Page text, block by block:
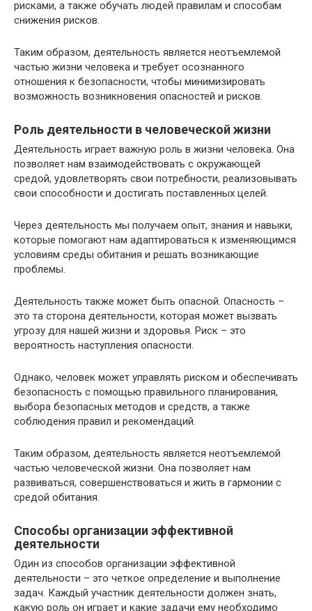
рисками, а также обучать людей правилам и способам
снижения рисков.
Таким образом, деятельность является неотъемлемой
частью жизни человека и требует осознанного
отношения к безопасности, чтобы минимизировать
возможность возникновения опасностей и рисков.
Роль деятельности в человеческой жизни
Деятельность играет важную роль в жизни человека. Она
позволяет нам взаимодействовать с окружающей
средой, удовлетворять свои потребности, реализовывать
свои способности и достигать поставленных целей.
Через деятельность мы получаем опыт, знания и навыки,
которые помогают нам адаптироваться к изменяющимся
условиям среды обитания и решать возникающие
проблемы.
Деятельность также может быть опасной. Опасность –
это та сторона деятельности, которая может вызвать
угрозу для нашей жизни и здоровья. Риск – это
вероятность наступления опасности.
Однако, человек может управлять риском и обеспечивать
безопасность с помощью правильного планирования,
выбора безопасных методов и средств, а также
соблюдения правил и рекомендаций.
Таким образом, деятельность является неотъемлемой
частью человеческой жизни. Она позволяет нам
развиваться, совершенствоваться и жить в гармонии с
средой обитания.
Способы организации эффективной
деятельности
Один из способов организации эффективной
деятельности – это четкое определение и выполнение
задач. Каждый участник деятельности должен знать,
какую роль он играет и какие задачи ему необходимо